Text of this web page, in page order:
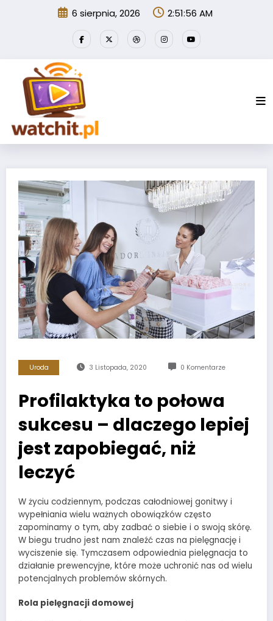
6 sierpnia, 2026 2:51:56 AM
Uroda 3 Listopada, 2020 0 Komentarze
Profilaktyka to połowa
sukcesu – dlaczego lepiej
jest zapobiegać, niż
leczyć
W życiu codziennym, podczas całodniowej gonitwy i
wypełniania wielu ważnych obowiązków często
zapominamy o tym, aby zadbać o siebie i o swoją skórę.
W biegu trudno jest nam znaleźć czas na pielęgnację i
wyciszenie się. Tymczasem odpowiednia pielęgnacja to
działanie prewencyjne, które może uchronić nas od wielu
potencjalnych problemów skórnych.
Rola pielęgnacji domowej